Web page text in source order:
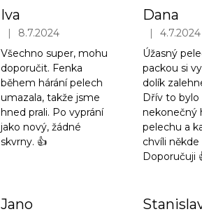
Iva
Hodnocení obchodu je 5 z 5 hvězdiček.
|
8.7.2024
Všechno super, mohu
doporučit. Fenka
během hárání pelech
umazala, takže jsme
hned prali. Po vyprání
jako nový, žádné
skvrny. 👍
Dana
|
4.7.2024
Úžasný
packou si
dolík
Dřív to bylo
nekonečný
pelechu a
chvíli někde
Doporučuji
Jano